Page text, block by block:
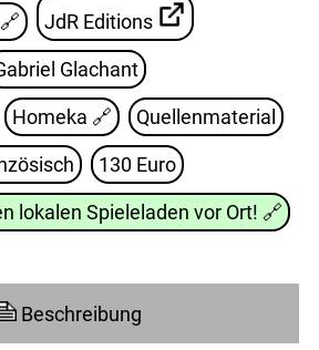
SciFi 🔗 JdR Editions
Glachant
Homeka 🔗 Quellenmaterial
130 Euro
lokalen Spieleladen vor Ort! 🔗
Beschreibung